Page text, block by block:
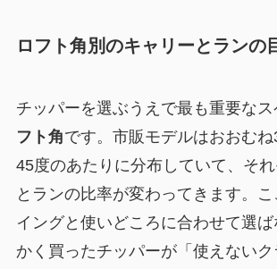
ロフト角別のキャリーとランの
チッパーを選ぶうえで最も重要なス
フト角です。市販モデルはおおむね
45度のあたりに分布していて、そ
とランの比率が変わってきます。
イングと使いどころに合わせて選
かく買ったチッパーが「使えない